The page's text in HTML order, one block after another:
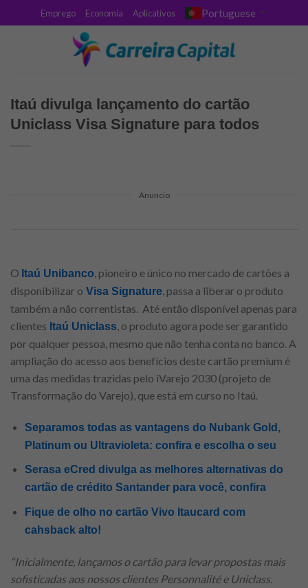
to
Emprego Economia Aplicativos Portuguese ▼
Itaú divulga lançamento do cartão
Uniclass Visa Signature para todos
Anuncio
O Itaú Unibanco, pioneiro e único no mercado de cartões a
disponibilizar o Visa Signature, passa a liberar o produto
também a não correntistas. Até então disponível apenas para
clientes Itaú Uniclass, o produto agora pode ser garantido
por qualquer pessoa, mesmo que não tenha conta no banco. A
ampliação do acesso aos benefícios deste cartão premium é
uma das medidas trazidas pelo iVarejo 2030 (projeto de
Transformação do Varejo), que está em curso no Itaú.
Separamos todas as vantagens do Nubank Gold,
Platinum ou Ultravioleta: confira e escolha o seu
Serasa eCred divulga as melhores alternativas do
cartão de crédito Santander para você, confira
Fique de olho no cartão Vivo Itaucard com
cahsback alto!
“Inicialmente, lançamos o cartão para levar propostas mais
sofisticadas aos nossos clientes Personnalité e Uniclass.